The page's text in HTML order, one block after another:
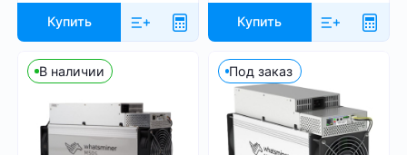
Eaglesong
Ethash
X11
Sia
Посмотреть все
Купить Купить
В наличии Под заказ